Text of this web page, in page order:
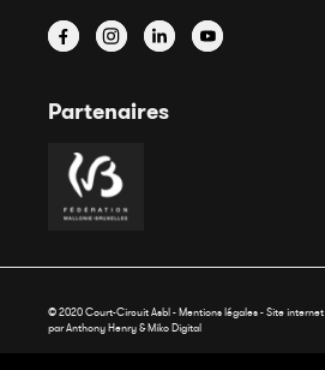
Partenaires
© 2020 Court-Circuit Asbl - Mentions légales - Site internet
par Anthony Henry &Miko Digital